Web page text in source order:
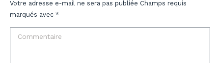
Votre adresse e-mail ne sera pas publiée Champs requis
marqués avec *
Commentaire